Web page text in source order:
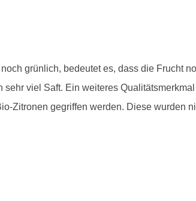
grünlich, bedeutet es, dass die Frucht
viel Saft. Ein weiteres
Zitronen gegriffen werden. Diese wurden